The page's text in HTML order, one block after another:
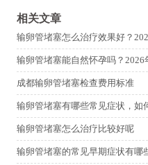
相关文章
输卵管堵塞怎么治疗效果好？
输卵管堵塞能自然怀孕吗？
成都输卵管堵塞检查费用标准
输卵管堵塞有哪些常见症状，如
输卵管堵塞怎么治疗比较好呢
输卵管堵塞的常见早期症状有哪